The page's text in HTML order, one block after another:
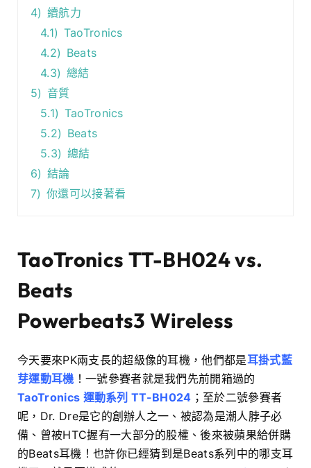
4) 續航力
4.1) TaoTronics
4.2) Beats
4.3) 總結
5) 音質
5.1) TaoTronics
5.2) Beats
5.3) 總結
6) 結論
7) 你還可以接著看
TaoTronics TT-BH024 vs.
Beats
Powerbeats3 Wireless
今天要來PK兩支長的超級像的耳機，他們都是耳掛式藍
芽運動耳機 ！一號參賽者就是我們先前開箱過的
TaoTronics 運動系列 TT-BH024 ；至於二號參賽者
呢，Dr. Dre是它的創辦人之一、被認為是潮人脖子必
備、曾被HTC握有一大部分的股權、後來被蘋果給併購
的Beats耳機！也許你已經猜到是Beats系列中的哪支耳